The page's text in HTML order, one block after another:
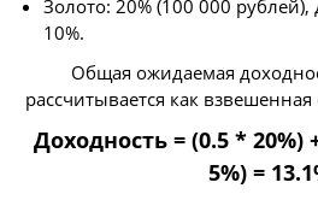
Золото: 20% (100 000 рублей),
10%.
Общая ожидаемая
рассчитывается как
Доходность = (0.5 * 20%)
5%) =